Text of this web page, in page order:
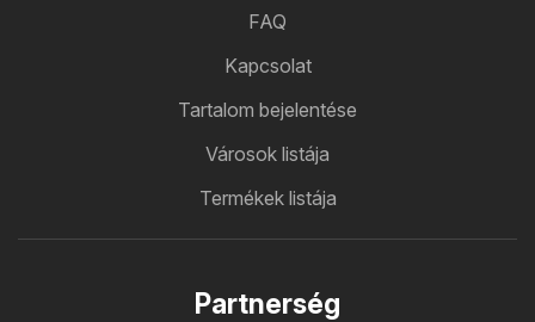
FAQ
Kapcsolat
Tartalom bejelentése
Városok listája
Termékek listája
Partnerség